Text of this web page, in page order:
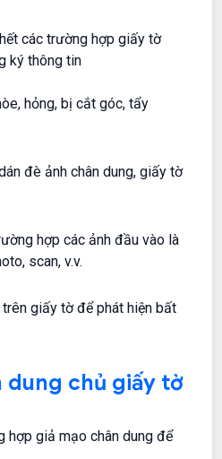
các trường hợp giấy tờ
ký thông tin
hỏng, bị cắt góc, tẩy
đè ảnh chân dung, giấy tờ
hợp các ảnh đầu vào là
scan, v.v.
giấy tờ để phát hiện bất
dung chủ giấy tờ
hợp giả mạo chân dung để